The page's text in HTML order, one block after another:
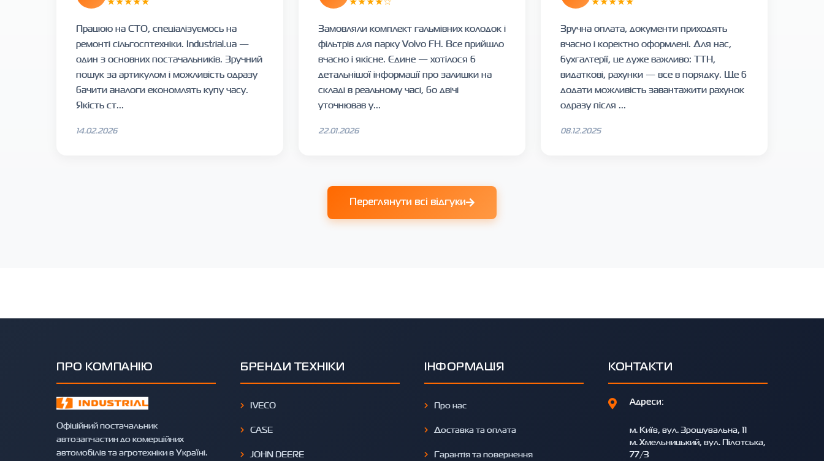
Працюю на СТО, спеціалізуємось на
ремонті сільгосптехніки. Industrial.ua —
один з основних постачальників. Зручний
пошук за артикулом і можливість одразу
бачити аналоги економлять купу часу.
Якість ст...
14.02.2026
Замовляли комплект гальмівних колодок і
фільтрів для парку Volvo FH. Все прийшло
вчасно і якісне. Єдине — хотілося б
детальнішої інформації про залишки на
складі в реальному часі, бо двічі
уточнював у...
22.01.2026
Зручна оплата, документи приходять
вчасно і коректно оформлені. Для нас,
бухгалтерії, це дуже важливо: ТТН,
видаткові, рахунки — все в порядку. Ще б
додати можливість завантажити рахунок
одразу після ...
08.12.2025
Переглянути всі відгуки
ПРО КОМПАНІЮ
Офіційний постачальник
автозапчастин до комерційних
автомобілів та агротехніки в Україні.
БРЕНДИ ТЕХНІКИ
IVECO
CASE
JOHN DEERE
ІНФОРМАЦІЯ
Про нас
Доставка та оплата
Гарантія та повернення
КОНТАКТИ
Адреси:
м. Київ, вул. Зрошувальна, 11
м. Хмельницький, вул. Пілотська,
77/3